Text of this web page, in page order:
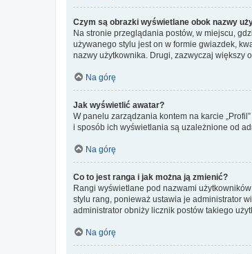
Czym są obrazki wyświetlane obok nazwy
Na stronie przeglądania postów, w miejscu,
używanego stylu jest on w formie gwiazdek,
nazwy użytkownika. Drugi, zazwyczaj większy
Na górę
Jak wyświetlić awatar?
W panelu zarządzania kontem na karcie
i sposób ich wyświetlania są uzależnione od
Na górę
Co to jest ranga i jak można ją zmienić?
Rangi wyświetlane pod nazwami
stylu rang, ponieważ ustawia je administrator
administrator obniży licznik postów takiego
Na górę